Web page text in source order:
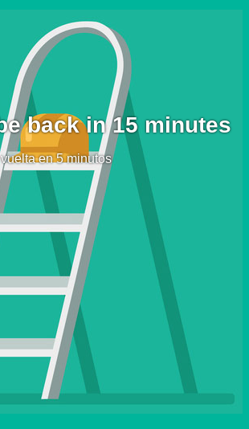
back in 15 minutes
en 5 minutos